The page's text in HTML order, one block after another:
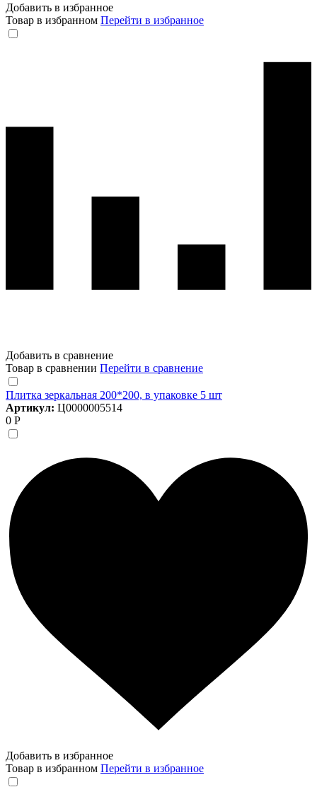
Добавить в избранное
Товар в избранном Перейти в избранное
Добавить в сравнение
Товар в сравнении Перейти в сравнение
Плитка зеркальная 200*200, в упаковке 5 шт
Артикул: Ц0000005514
0 Р
Добавить в избранное
Товар в избранном Перейти в избранное